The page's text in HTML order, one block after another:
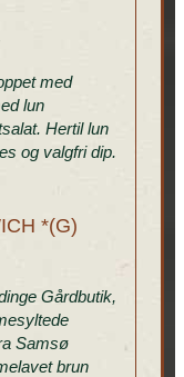
med
lun
Hertil lun
og valgfri dip.
*(G)
Gårdbutik,
Samsø
brun